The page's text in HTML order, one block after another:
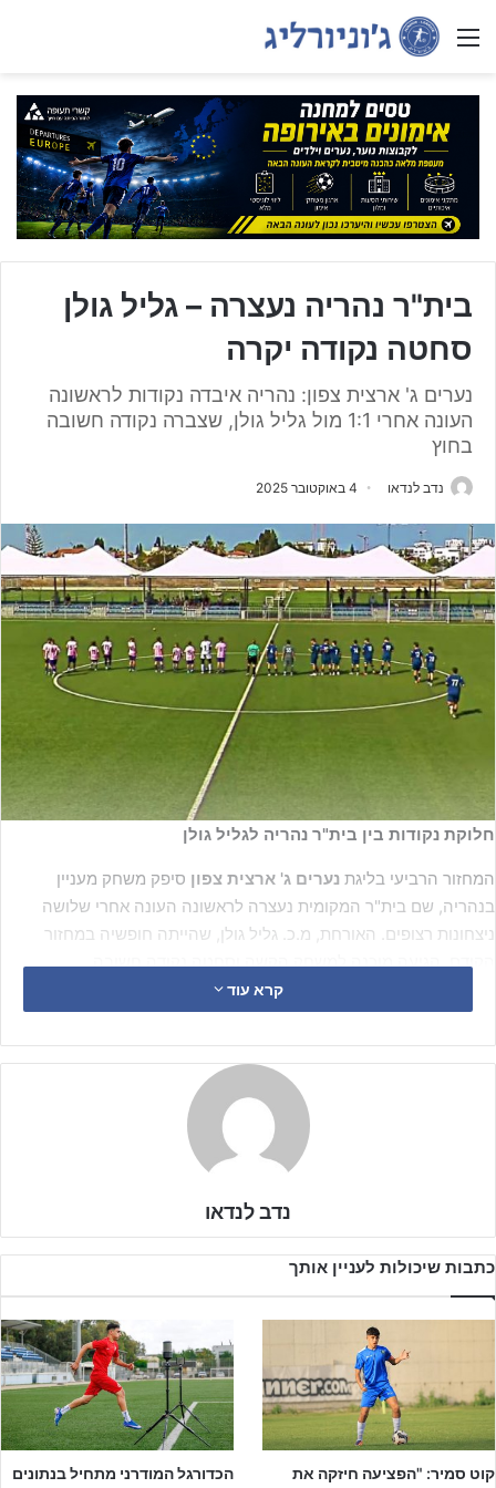
Menu
בית"ר נהריה נעצרה – גליל גולן
סחטה נקודה יקרה
נערים ג' ארצית צפון: נהריה איבדה נקודות לראשונה
העונה אחרי 1:1 מול גליל גולן, שצברה נקודה חשובה
בחוץ
נדב לנדאו 4 באוקטובר 2025
חלוקת נקודות בין בית"ר נהריה לגליל גולן
המחזור הרביעי בליגת נערים ג' ארצית צפון סיפק משחק מעניין
בנהריה, שם בית"ר המקומית נעצרה לראשונה העונה אחרי שלושה
ניצחונות רצופים. האורחת, מ.כ. גליל גולן, שהייתה חופשיה במחזור
הקודם, הגיעה מוכנה למשחק הקשה וסחטה נקודה חשובה.
הפתיחה הייתה מפתיעה: בדקה ה־14 אליה כהן שלח כדור עומק מצוין
לג'ואן איברהים, שחלף על פני צמד הבלמים של נהריה וקבע 0:1 לגליל
אך נהריה הגיבה במהרה – בדקה ה־27 רונן קצ'ניוק בישל כדור נהדר
לפרסום באתר ג'וניורליג – לחצו על הבאנר!!!
לאחר מחצית ראשונה שקולה וקצבית, המחצית השנייה התנהלה בצורה
מאוזנת יותר וללא שערים נוספים.
קרא עוד
נדב לנדאו
כתבות שיכולות לעניין אותך
קוט סמיר: "הפציעה חיזקה את
הכדורגל המודרני מתחיל בנתונים